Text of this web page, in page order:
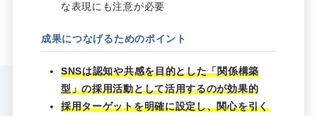
な表現にも注意が必要
成果につなげるためのポイント
SNSは認知や共感を目的とした「関係構築
型」の採用活動として活用するのが効果的
採用ターゲットを明確に設定し、関心を引く